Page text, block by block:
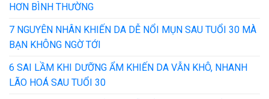
HƠN BÌNH THƯỜNG
7 NGUYÊN NHÂN KHIẾN DA DỄ NỔI MỤN SAU TUỔI 30 MÀ
BẠN KHÔNG NGỜ TỚI
6 SAI LẦM KHI DƯỠNG ẨM KHIẾN DA VẪN KHÔ, NHANH
LÃO HOÁ SAU TUỔI 30